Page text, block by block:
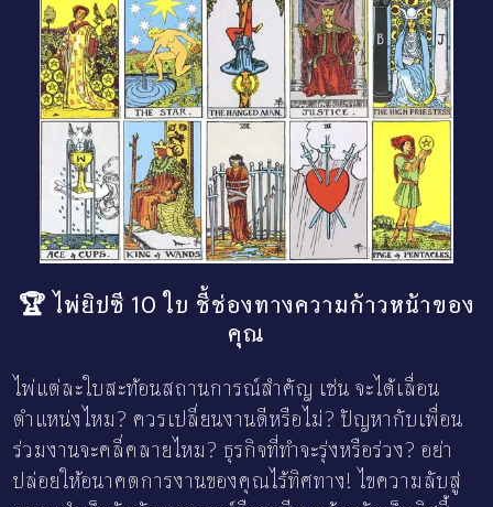
🏆 ไพ่ยิปซี 10 ใบ ชี้ช่องทางความก้าวหน้าของ
คุณ
ไพ่แต่ละใบสะท้อนสถานการณ์สำคัญ เช่น จะได้เลื่อน
ตำแหน่งไหม? ควรเปลี่ยนงานดีหรือไม่? ปัญหากับเพื่อน
ร่วมงานจะคลี่คลายไหม? ธุรกิจที่ทำจะรุ่งหรือร่วง? อย่า
ปล่อยให้อนาคตการงานของคุณไร้ทิศทาง! ไขความลับสู่